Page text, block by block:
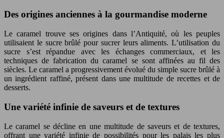
Des origines anciennes à la gourmandise moderne
Le caramel trouve ses origines dans l’Antiquité, où les peuples
utilisaient le sucre brûlé pour sucrer leurs aliments. L’utilisation du
sucre s’est répandue avec les échanges commerciaux, et les
techniques de fabrication du caramel se sont affinées au fil des
siècles. Le caramel a progressivement évolué du simple sucre brûlé à
un ingrédient raffiné, présent dans une multitude de recettes et de
desserts.
Une variété infinie de saveurs et de textures
Le caramel se décline en une multitude de saveurs et de textures,
offrant une variété infinie de possibilités pour les palais les plus